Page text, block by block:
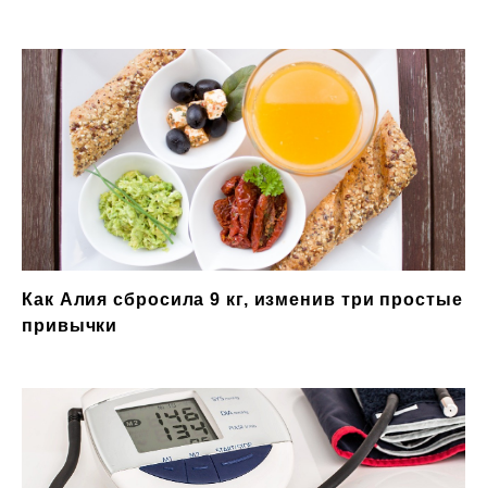
Как Алия сбросила 9 кг, изменив три простые
привычки